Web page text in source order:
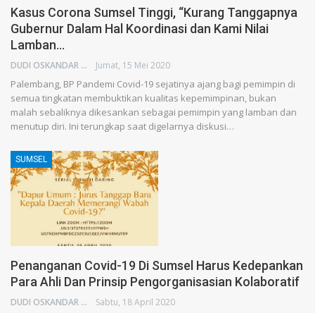
Kasus Corona Sumsel Tinggi, “Kurang Tanggapnya
Gubernur Dalam Hal Koordinasi dan Kami Nilai
Lamban…
DUDI OSKANDAR Jumat, 15 Mei 2020
Palembang, BP Pandemi Covid-19 sejatinya ajang bagi pemimpin di
semua tingkatan membuktikan kualitas kepemimpinan, bukan
malah sebaliknya dikesankan sebagai pemimpin yang lamban dan
menutup diri. Ini terungkap saat digelarnya diskusi…
SUMSEL
Penanganan Covid-19 Di Sumsel Harus Kedepankan
Para Ahli Dan Prinsip Pengorganisasian Kolaboratif
DUDI OSKANDAR Sabtu, 18 April 2020